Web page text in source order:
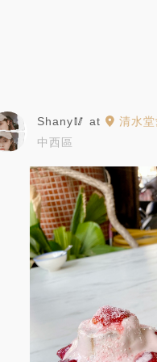
Shany🥢 at 清水
中西區